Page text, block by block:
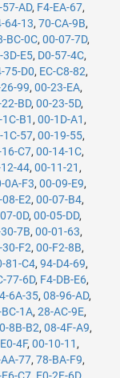
57-AD, F4-EA-67,
64-13, 70-CA-9B,
BC-0C, 00-07-7D,
3D-E5, D0-57-4C,
75-D0, EC-C8-82,
99, 00-23-EA,
BD, 00-23-5D,
B1 , 00-1D-A1 ,
1C-57, 00-19-55,
C7, 00-14-1C,
44, 00-11-21 ,
0A-F3, 00-09-E9,
E2, 00-07-B4,
0D, 00-05-DD,
7B, 00-01-63,
F2, 00-F2-8B,
81-C4, 94-D4-69,
77-6D, F4-DB-E6,
6A-35, 08-96-AD,
1A, 28-AC-9E,
8B-B2, 08-4F-A9,
4F, 00-10-11 ,
77, 78-BA-F9,